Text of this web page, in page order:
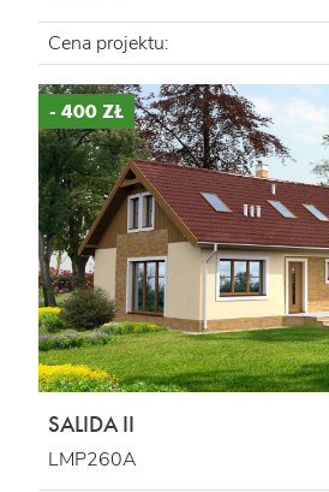
Cena projektu:
- 400 ZŁ
SALIDA II
LMP260A